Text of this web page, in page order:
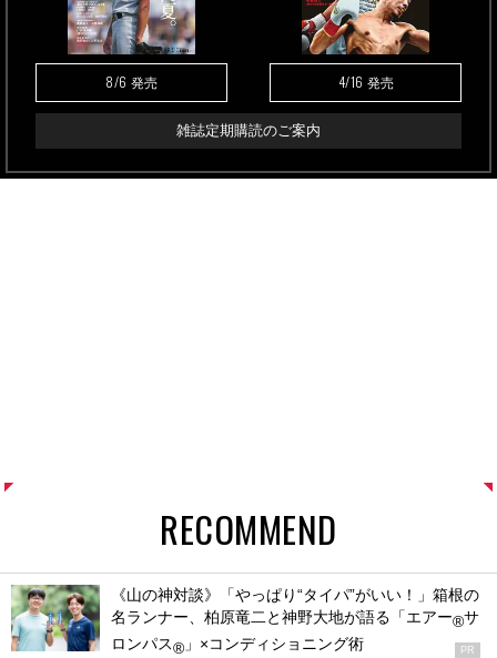
8/6 発売 4/16 発売
雑誌定期購読のご案内
RECOMMEND
《山の神対談》「やっぱり“タイパ”がいい！」箱根の
名ランナー、柏原竜二と神野大地が語る「エアー®サ
ロンパス® 」×コンディショニング術 PR